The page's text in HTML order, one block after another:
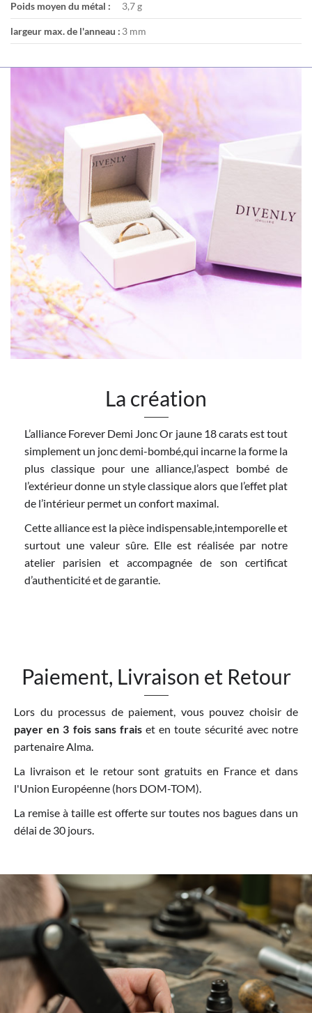
Poids moyen du métal : 3,7 g
largeur max. de l'anneau : 3 mm
La création
L’alliance Forever Demi Jonc Or jaune 18 carats est tout
simplement un jonc demi-bombé,qui incarne la forme la
plus classique pour une alliance,l’aspect bombé de
l’extérieur donne un style classique alors que l’effet plat
de l’intérieur permet un confort maximal.
Cette alliance est la pièce indispensable,intemporelle et
surtout une valeur sûre. Elle est réalisée par notre
atelier parisien et accompagnée de son certificat
d’authenticité et de garantie.
Paiement, Livraison et Retour
Lors du processus de paiement, vous pouvez choisir de
payer en 3 fois sans fraiset en toute sécurité avec notre
partenaire Alma.
La livraison et le retour sont gratuits en France et dans
l'Union Européenne (hors DOM-TOM).
La remise à taille est offerte sur toutes nos bagues dans un
délai de 30 jours.